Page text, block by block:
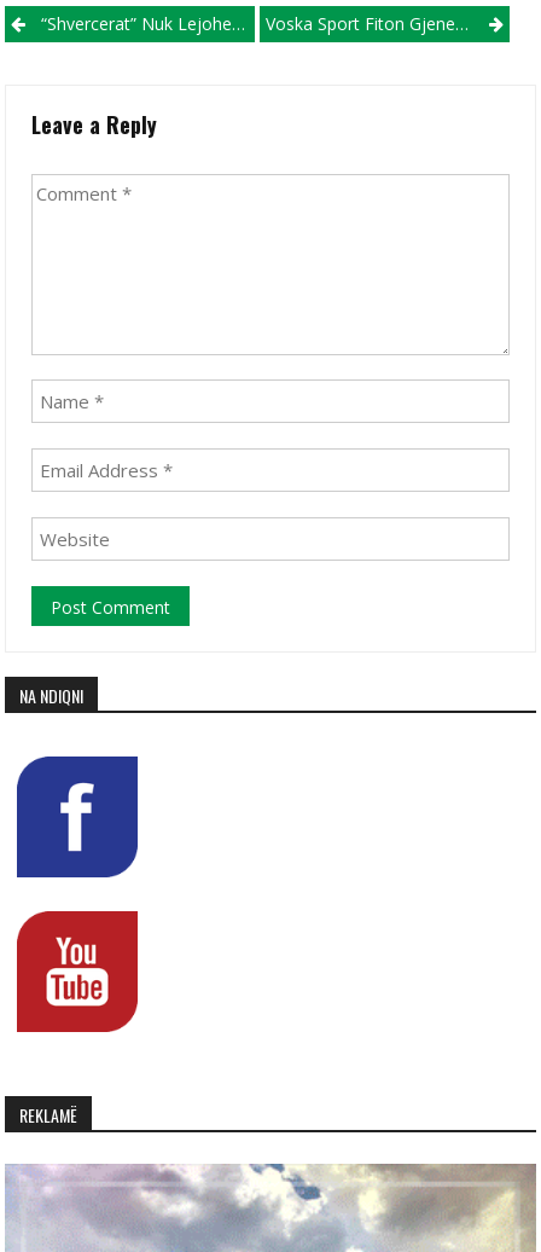
Post navigation
“Shvercerat” Nuk Lejohen Të Udhëtojnë Drejt Bullgarisë Voska Sport Fiton Gjeneralen Ndaj Fushë Kosovës
Leave a Reply
NA NDIQNI
REKLAMË